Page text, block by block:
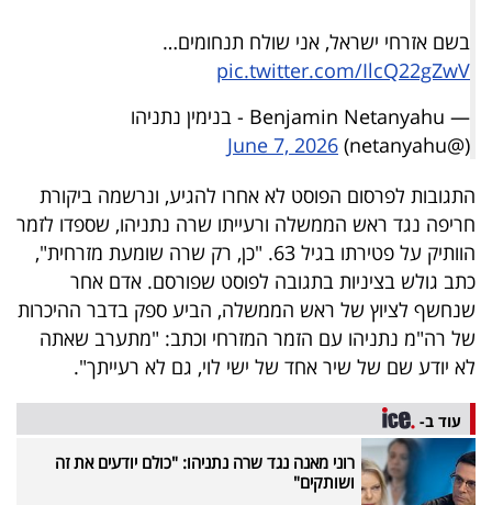
באייס
עקבו
אחרינו:
בשם אזרחי ישראל, אני שולח תנחומים…
pic.twitter.com/IlcQ22gZwV
— Benjamin Netanyahu - בנימין נתניהו
(@netanyahu)
June 7, 2026
התגובות לפרסום הפוסט לא אחרו להגיע, ונרשמה ביקורת
חריפה נגד ראש הממשלה ורעייתו שרה נתניהו, שספדו לזמר
הוותיק על פטירתו בגיל 63. "כן, רק שרה שומעת מזרחית",
כתב גולש בציניות בתגובה לפוסט שפורסם. אדם אחר
שנחשף לציוץ של ראש הממשלה, הביע ספק בדבר ההיכרות
של רה"מ נתניהו עם הזמר המזרחי וכתב: "מתערב שאתה
לא יודע שם של שיר אחד של ישי לוי, גם לא רעייתך".
עוד ב-
רוני מאנה נגד שרה נתניהו: "כולם יודעים את זה
ושותקים"